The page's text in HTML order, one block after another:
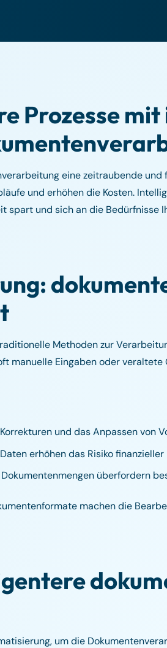
Prozesse
eine zeitraubende
und erhöhen die Kosten.
spart und sich an die Bedürfnisse
Methoden zur
manuelle Eingaben oder
und das Anpassen von
erhöhen das Risiko finanzieller
überfordern
machen die
um die